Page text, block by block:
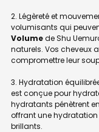
2. Légèreté et
volumisants qui
Volumede Shu
naturels. Vos cheveux
compromettre leur
3. Hydratation
est conçue pour
hydratants pénètrent
offrant une hydratation
brillants.